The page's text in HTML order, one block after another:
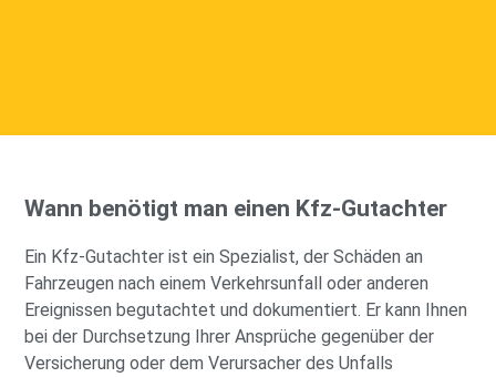
Wann benötigt man einen Kfz-Gutachter
Ein Kfz-Gutachter ist ein Spezialist, der Schäden an
Fahrzeugen nach einem Verkehrsunfall oder anderen
Ereignissen begutachtet und dokumentiert. Er kann Ihnen
bei der Durchsetzung Ihrer Ansprüche gegenüber der
Versicherung oder dem Verursacher des Unfalls